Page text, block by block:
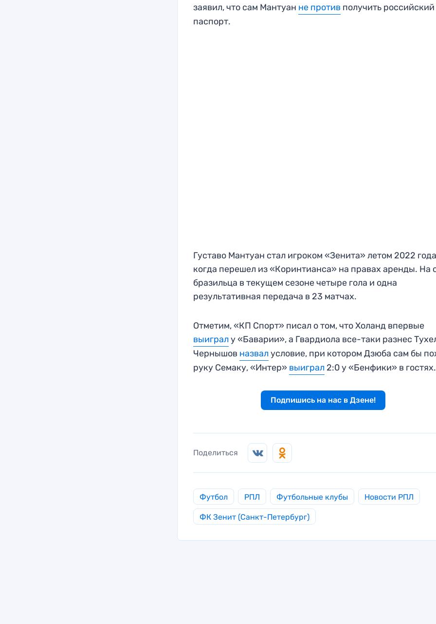
заявил, что сам Мантуан не против получить российский
паспорт.
Густаво Мантуан стал игроком «Зенита» летом 2022
когда перешел из «Коринтианса» на правах аренды. На
бразильца в текущем сезоне четыре гола и одна
результативная передача в 23 матчах.
Отметим, «КП Спорт» писал о том, что Холанд впервые
выигралу «Баварии», а Гвардиола все-таки разнес
Чернышов назвалусловие, при котором Дзюба сам бы
руку Семаку, «Интер» выиграл 2:0 у «Бенфики» в гостях.
Подпишись на нас в Дзене!
Поделиться
Футбол РПЛ Футбольные клубы Новости РПЛ
ФК Зенит (Санкт-Петербург)